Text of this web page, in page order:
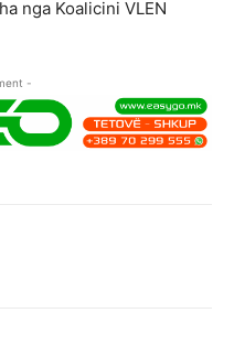
nga Koalicini VLEN
-